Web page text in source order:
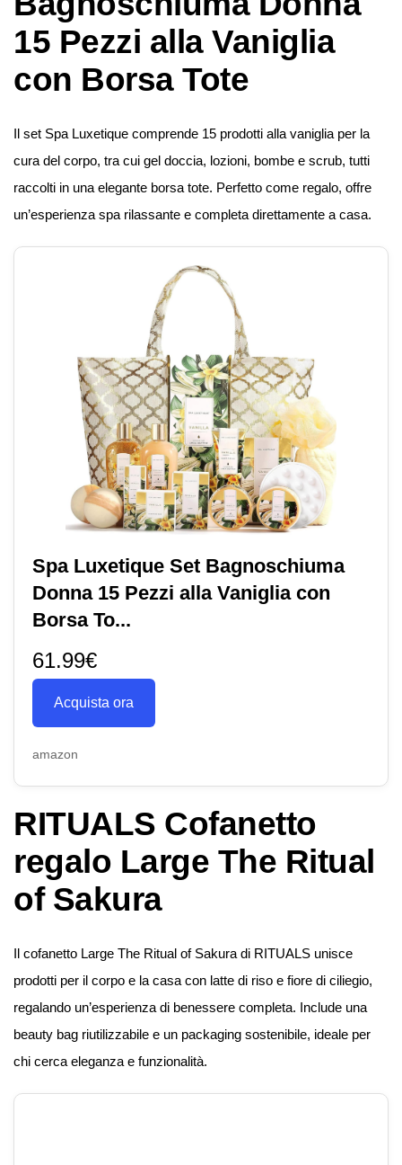
15 Pezzi alla Vaniglia
con Borsa Tote
Il set Spa Luxetique comprende 15 prodotti alla vaniglia per la
cura del corpo, tra cui gel doccia, lozioni, bombe e scrub, tutti
raccolti in una elegante borsa tote. Perfetto come regalo, offre
un’esperienza spa rilassante e completa direttamente a casa.
Spa Luxetique Set Bagnoschiuma
Donna 15 Pezzi alla Vaniglia con
Borsa To...
61.99€
Acquista ora
amazon
RITUALS Cofanetto
regalo Large The Ritual
of Sakura
Il cofanetto Large The Ritual of Sakura di RITUALS unisce
prodotti per il corpo e la casa con latte di riso e fiore di ciliegio,
regalando un’esperienza di benessere completa. Include una
beauty bag riutilizzabile e un packaging sostenibile, ideale per
chi cerca eleganza e funzionalità.